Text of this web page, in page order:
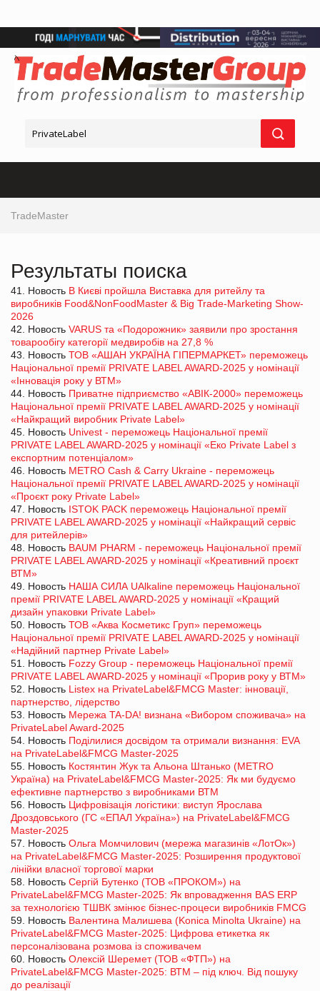
TradeMaster
Результаты поиска
41. Новость В Києві пройшла Виставка для ритейлу та
виробників Food&NonFoodMaster & Big Trade-Marketing Show-
2026
42. Новость VARUS та «Подорожник» заявили про зростання
товарообігу категорії медвиробів на 27,8 %
43. Новость ТОВ «АШАН УКРАЇНА ГІПЕРМАРКЕТ» переможець
Національної премії PRIVATE LABEL AWARD-2025 у номінації
«Інновація року у ВТМ»
44. Новость Приватне підприємство «АВІК-2000» переможець
Національної премії PRIVATE LABEL AWARD-2025 у номінації
«Найкращий виробник Private Label»
45. Новость Univest - переможець Національної премії
PRIVATE LABEL AWARD-2025 у номінації «Еко Private Label з
експортним потенціалом»
46. Новость METRO Cash & Carry Ukraine - переможець
Національної премії PRIVATE LABEL AWARD-2025 у номінації
«Проєкт року Private Label»
47. Новость ISTOK PACK переможець Національної премії
PRIVATE LABEL AWARD-2025 у номінації «Найкращий сервіс
для ритейлерів»
48. Новость BAUM PHARM - переможець Національної премії
PRIVATE LABEL AWARD-2025 у номінації «Креативний проєкт
ВТМ»
49. Новость НАША СИЛА UAlkaline переможець Національної
премії PRIVATE LABEL AWARD-2025 у номінації «Кращий
дизайн упаковки Private Label»
50. Новость ТОВ «Аква Косметикс Груп» переможець
Національної премії PRIVATE LABEL AWARD-2025 у номінації
«Надійний партнер Private Label»
51. Новость Fozzy Group - переможець Національної премії
PRIVATE LABEL AWARD-2025 у номінації «Прорив року у ВТМ»
52. Новость Listex на PrivateLabel&FMCG Master: інновації,
партнерство, лідерство
53. Новость Мережа TA-DA! визнана «Вибором споживача» на
PrivateLabel Award-2025
54. Новость Поділилися досвідом та отримали визнання: EVA
на PrivateLabel&FMCG Master-2025
55. Новость Костянтин Жук та Альона Штанько (METRO
Україна) на PrivateLabel&FMCG Master-2025: Як ми будуємо
ефективне партнерство з виробниками ВТМ
56. Новость Цифровізація логістики: виступ Ярослава
Дроздовського (ГС «ЕПАЛ Україна») на PrivateLabel&FMCG
Master-2025
57. Новость Ольга Момчилович (мережа магазинів «ЛотОк»)
на PrivateLabel&FMCG Master-2025: Розширення продуктової
лінійки власної торгової марки
58. Новость Сергій Бутенко (ТОВ «ПРОКОМ») на
PrivateLabel&FMCG Master-2025: Як впровадження BAS ERP
за технологією ТШВК змінює бізнес-процеси виробників FMCG
59. Новость Валентина Малишева (Konica Minolta Ukraine) на
PrivateLabel&FMCG Master-2025: Цифрова етикетка як
персоналізована розмова із споживачем
60. Новость Олексій Шеремет (ТОВ «ФТП») на
PrivateLabel&FMCG Master-2025: ВТМ – під ключ. Від пошуку
до реалізації